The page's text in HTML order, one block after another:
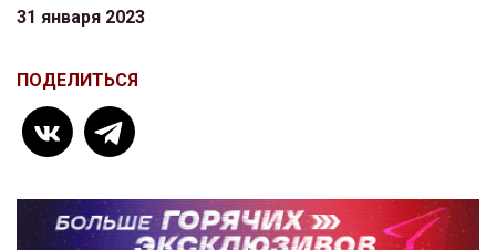
31 января 2023
ПОДЕЛИТЬСЯ